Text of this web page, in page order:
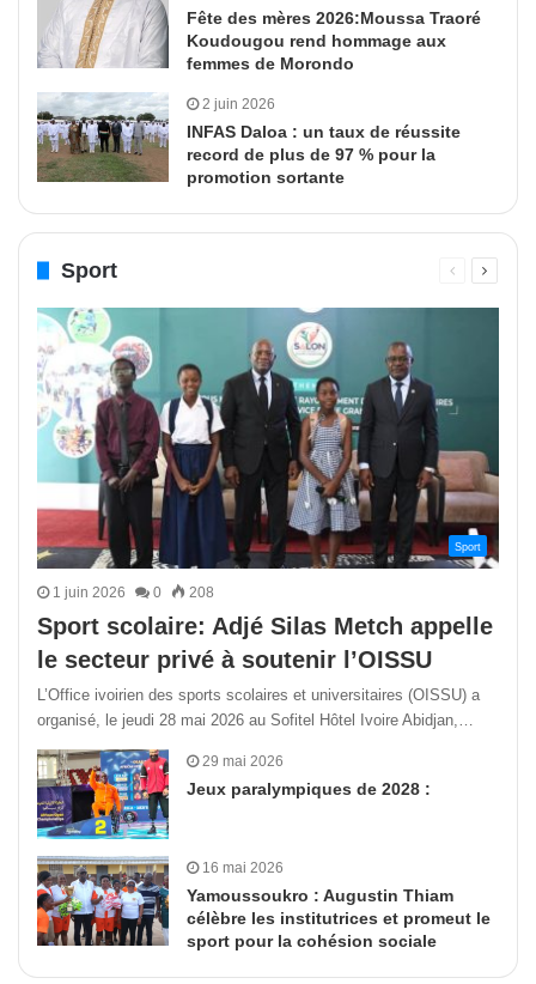
Fête des mères 2026:Moussa Traoré
Koudougou rend hommage aux
femmes de Morondo
2 juin 2026
INFAS Daloa : un taux de réussite
record de plus de 97 % pour la
promotion sortante
Sport
PagePage
Sport
1 juin 2026 0 208
Sport scolaire: Adjé Silas Metch appelle
le secteur privé à soutenir l’OISSU
L’Office ivoirien des sports scolaires et universitaires (OISSU) a
organisé, le jeudi 28 mai 2026 au Sofitel Hôtel Ivoire Abidjan,…
29 mai 2026
Jeux paralympiques de 2028 :
16 mai 2026
Yamoussoukro : Augustin Thiam
célèbre les institutrices et promeut le
sport pour la cohésion sociale